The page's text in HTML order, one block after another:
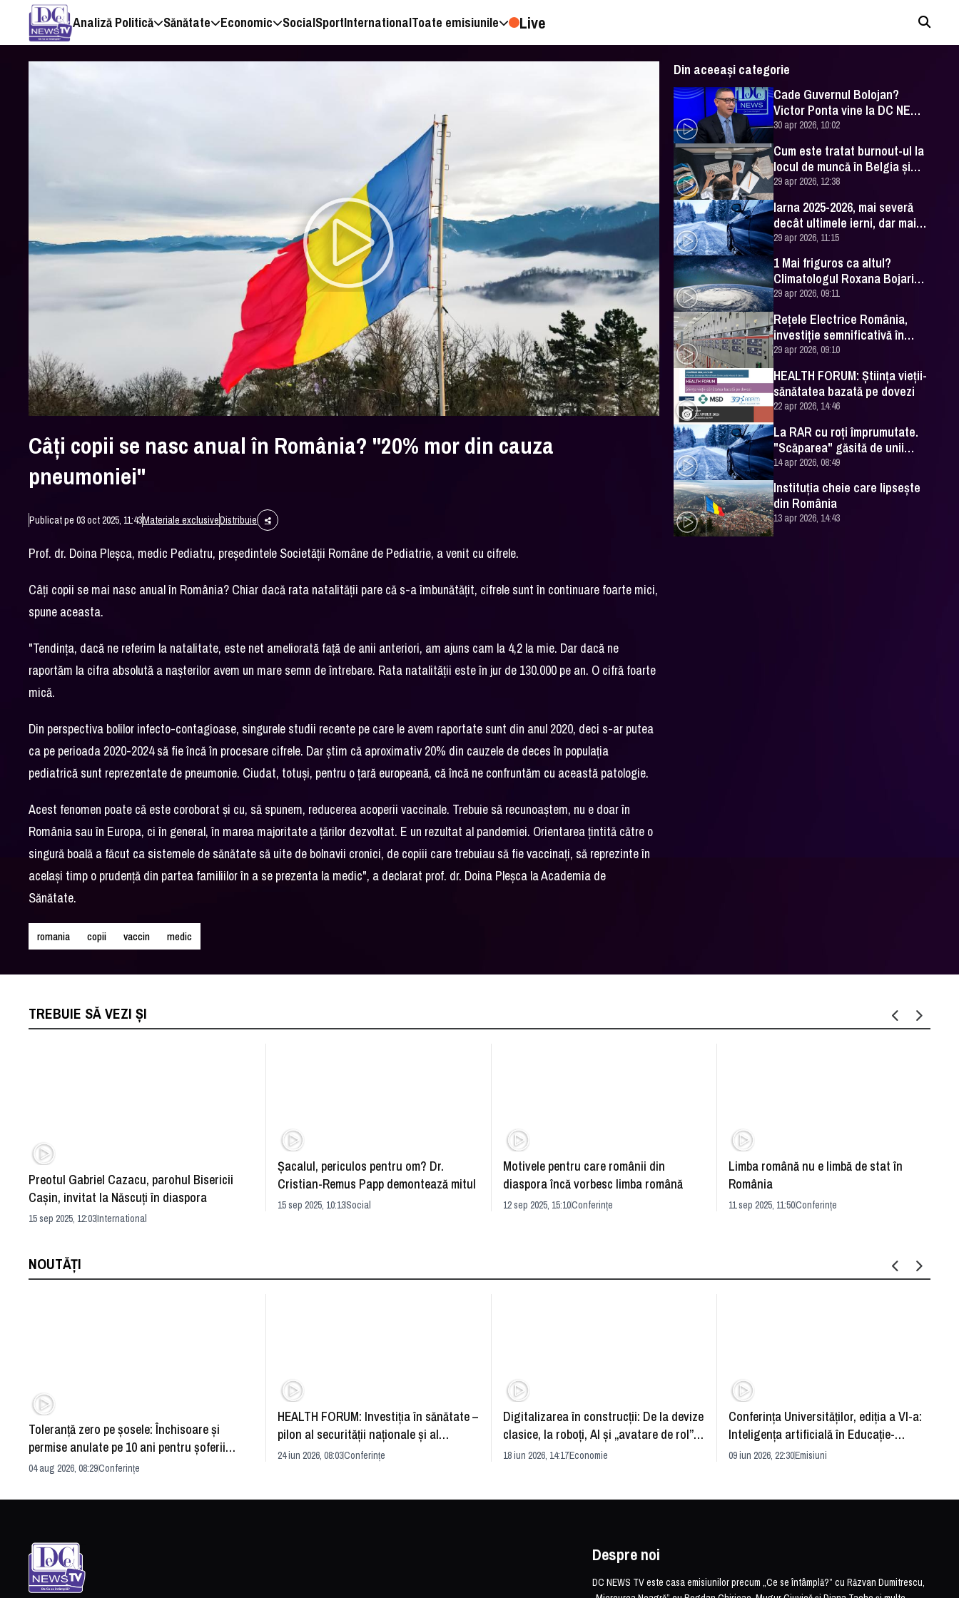
Analiză Politică Sănătate Economic SocialSportInternationalToate emisiunile Live
Câţi copii se nasc anual în România? "20% mor din cauza
pneumoniei"
Publicat pe 03 oct 2025, 11:43Materiale exclusiveDistribuie
Prof. dr. Doina Pleșca, medic Pediatru, președintele Societății Române de Pediatrie, a venit cu cifrele.
Câţi copii se mai nasc anual în România? Chiar dacă rata natalităţii pare că s-a îmbunătăţit, cifrele sunt în continuare foarte mici,
spune aceasta.
"Tendinţa, dacă ne referim la natalitate, este net ameliorată faţă de anii anteriori, am ajuns cam la 4,2 la mie. Dar dacă ne
raportăm la cifra absolută a naşterilor avem un mare semn de întrebare. Rata natalităţii este în jur de 130.000 pe an. O cifră foarte
mică.
Din perspectiva bolilor infecto-contagioase, singurele studii recente pe care le avem raportate sunt din anul 2020, deci s-ar putea
ca pe perioada 2020-2024 să fie încă în procesare cifrele. Dar ştim că aproximativ 20% din cauzele de deces în populaţia
pediatrică sunt reprezentate de pneumonie. Ciudat, totuşi, pentru o ţară europeană, că încă ne confruntăm cu această patologie.
Acest fenomen poate că este coroborat şi cu, să spunem, reducerea acoperii vaccinale. Trebuie să recunoaştem, nu e doar în
România sau în Europa, ci în general, în marea majoritate a ţărilor dezvoltat. E un rezultat al pandemiei. Orientarea ţintită către o
singură boală a făcut ca sistemele de sănătate să uite de bolnavii cronici, de copiii care trebuiau să fie vaccinaţi, să reprezinte în
acelaşi timp o prudenţă din partea familiilor în a se prezenta la medic", a declarat prof. dr. Doina Pleşca la Academia de
Sănătate.
romania copii vaccin medic
Din aceeași categorie
Cade Guvernul Bolojan?
Victor Ponta vine la DC NEWS
cu analiza momentului
30 apr 2026, 10:02
Cum este tratat burnout-ul la
locul de muncă în Belgia şi
Irlanda
29 apr 2026, 12:38
Iarna 2025-2026, mai severă
decât ultimele ierni, dar mai
blândă faţă de ce era acum 50
de ani
29 apr 2026, 11:15
1 Mai friguros ca altul?
Climatologul Roxana Bojariu
vine cu toate detaliile
29 apr 2026, 09:11
Reţele Electrice România,
investiţie semnificativă în
Staţia Obor
29 apr 2026, 09:10
HEALTH FORUM: Știința vieții-
sănătatea bazată pe dovezi
22 apr 2026, 14:46
La RAR cu roţi împrumutate.
"Scăparea" găsită de unii
şoferi
14 apr 2026, 08:49
Instituţia cheie care lipseşte
din România
13 apr 2026, 14:43
TREBUIE SĂ VEZI ȘI
Preotul Gabriel Cazacu, parohul Bisericii
Cașin, invitat la Născuți în diaspora
15 sep 2025, 12:03International
Şacalul, periculos pentru om? Dr.
Cristian-Remus Papp demontează mitul
15 sep 2025, 10:13Social
Motivele pentru care românii din
diaspora încă vorbesc limba română
12 sep 2025, 15:10Conferințe
Limba română nu e limbă de stat în
România
11 sep 2025, 11:50Conferințe
NOUTĂȚI
Toleranță zero pe șosele: Închisoare și
permise anulate pe 10 ani pentru șoferii
iresponsabili
04 aug 2026, 08:29Conferințe
HEALTH FORUM: Investiția în sănătate –
pilon al securității naționale și al
dezvoltării economice
24 iun 2026, 08:03Conferințe
Digitalizarea în construcții: De la devize
clasice, la roboți, AI și „avatare de rol”.
România și redefinirea industriei
18 iun 2026, 14:17Economie
Conferința Universităților, ediția a VI-a:
Inteligența artificială în Educație-
soluție sau problemă?
09 iun 2026, 22:30Emisiuni
Despre noi
DC NEWS TV este casa emisiunilor precum „Ce se întâmplă?” cu Răzvan Dumitrescu,